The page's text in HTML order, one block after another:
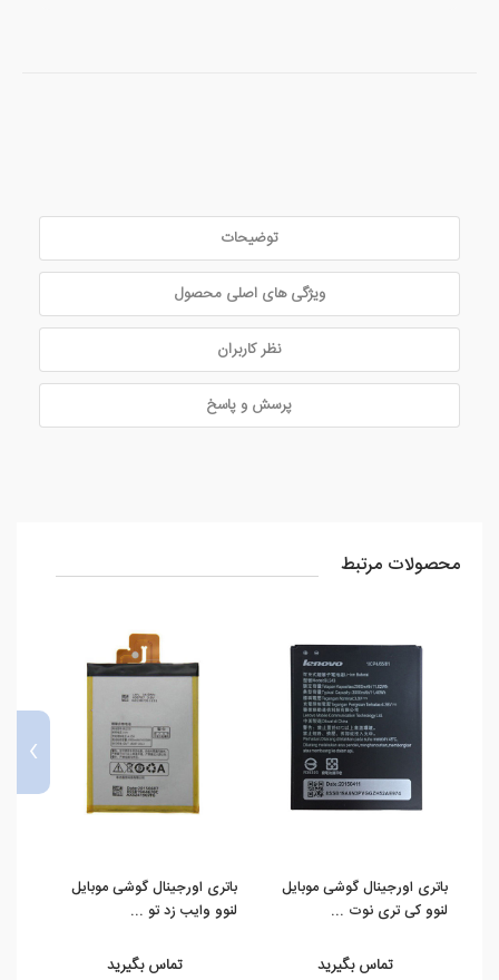
توضیحات
ویژگی های اصلی محصول
نظر کاربران
پرسش و پاسخ
محصولات مرتبط
باتری اورجینال گوشی موبایل
لنوو کی تری نوت ...
تماس بگیرید
باتری اورجینال گوشی موبایل
لنوو وایب زد تو ...
تماس بگیرید
›